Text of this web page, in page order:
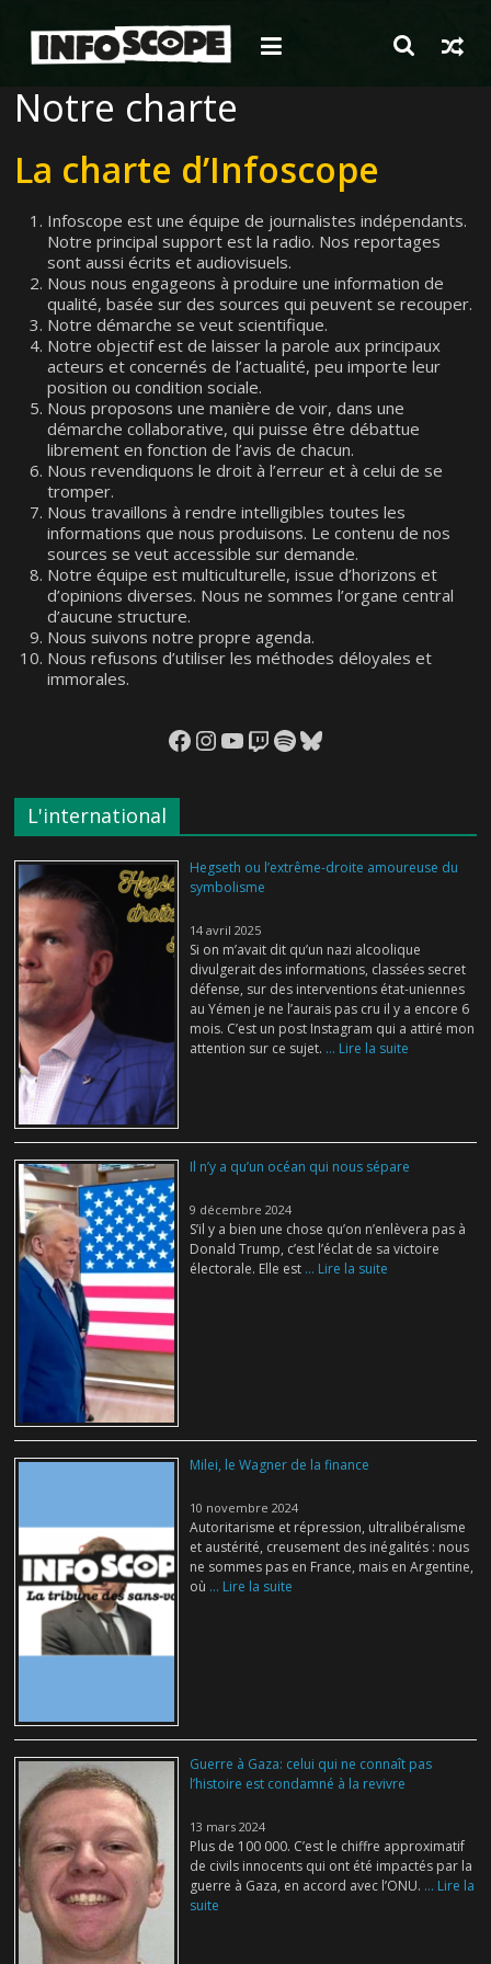
contenu
Notre charte
La charte d’Infoscope
Infoscope est une équipe de journalistes indépendants.
Notre principal support est la radio. Nos reportages
sont aussi écrits et audiovisuels.
Nous nous engageons à produire une information de
qualité, basée sur des sources qui peuvent se recouper.
Notre démarche se veut scientifique.
Notre objectif est de laisser la parole aux principaux
acteurs et concernés de l’actualité, peu importe leur
position ou condition sociale.
Nous proposons une manière de voir, dans une
démarche collaborative, qui puisse être débattue
librement en fonction de l’avis de chacun.
Nous revendiquons le droit à l’erreur et à celui de se
tromper.
Nous travaillons à rendre intelligibles toutes les
informations que nous produisons. Le contenu de nos
sources se veut accessible sur demande.
Notre équipe est multiculturelle, issue d’horizons et
d’opinions diverses. Nous ne sommes l’organe central
d’aucune structure.
Nous suivons notre propre agenda.
Nous refusons d’utiliser les méthodes déloyales et
immorales.
Facebook
Instagram
YouTube
Twitch
Spotify
Bluesky
L'international
Hegseth ou l’extrême-droite amoureuse du
symbolisme
14 avril 2025
Si on m’avait dit qu’un nazi alcoolique
divulgerait des informations, classées secret
défense, sur des interventions état-uniennes
au Yémen je ne l’aurais pas cru il y a encore 6
mois. C’est un post Instagram qui a attiré mon
attention sur ce sujet. ... Lire la suite
Il n’y a qu’un océan qui nous sépare
9 décembre 2024
S’il y a bien une chose qu’on n’enlèvera pas à
Donald Trump, c’est l’éclat de sa victoire
électorale. Elle est ... Lire la suite
Milei, le Wagner de la finance
10 novembre 2024
Autoritarisme et répression, ultralibéralisme
et austérité, creusement des inégalités : nous
ne sommes pas en France, mais en Argentine,
où ... Lire la suite
Guerre à Gaza: celui qui ne connaît pas
l’histoire est condamné à la revivre
13 mars 2024
Plus de 100 000. C’est le chiffre approximatif
de civils innocents qui ont été impactés par la
guerre à Gaza, en accord avec l’ONU. ... Lire la
suite